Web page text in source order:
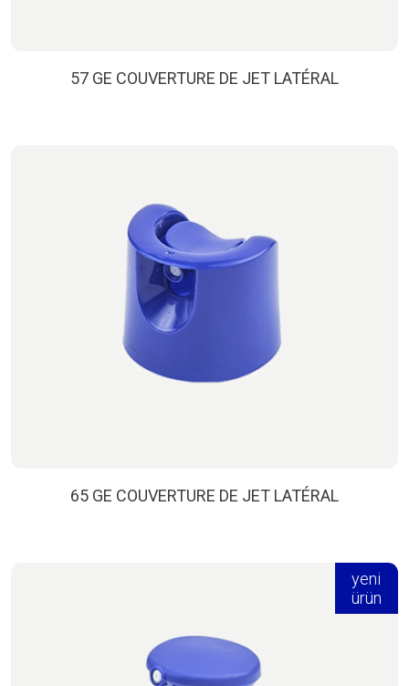
57 GE COUVERTURE DE JET LATÉRAL
65 GE COUVERTURE DE JET LATÉRAL
yeni
ürün